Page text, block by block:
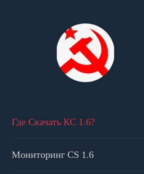
Где Скачать КС 1.6?
Мониторинг CS 1.6